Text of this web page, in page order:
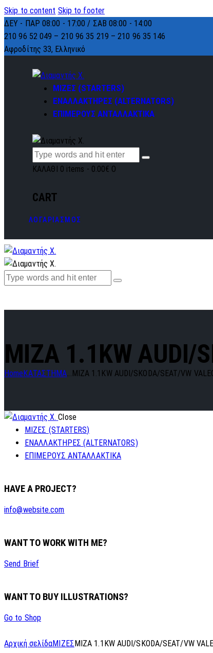
Skip to content Skip to footer
ΔΕΥ - ΠΑΡ 08:00 - 17:00 / ΣΑΒ 08:00 - 14:00
210 96 52 049 – 210 96 35 219 –210 96 35 146
Αφροδίτης 33, Ελληνικό
ΜΙΖΕΣ (STARTERS)
ΕΝΑΛΛΑΚΤΗΡΕΣ (ALTERNATORS)
ΕΠΙΜΕΡΟΥΣ ΑΝΤΑΛΛΑΚΤΙΚΑ
ΚΑΛΑΘΙ 0 items - 0.00€ 0
CART
ΛΟΓΑΡΙΑΣΜΟΣ
MIZA 1.1KW AUDI/
Home ΚΑΤΑΣΤΗΜΑ... MIZA 1.1KW AUDI/SKODA/SEAT/VW
Close
ΜΙΖΕΣ (STARTERS)
ΕΝΑΛΛΑΚΤΗΡΕΣ (ALTERNATORS)
ΕΠΙΜΕΡΟΥΣ ΑΝΤΑΛΛΑΚΤΙΚΑ
HAVE A PROJECT?
info@website.com
WANT TO WORK WITH ME?
Send Brief
WANT TO BUY ILLUSTRATIONS?
Go to Shop
Αρχική σελίδαΜΙΖΕΣ MIZA 1.1KW AUDI/SKODA/SEAT/VW